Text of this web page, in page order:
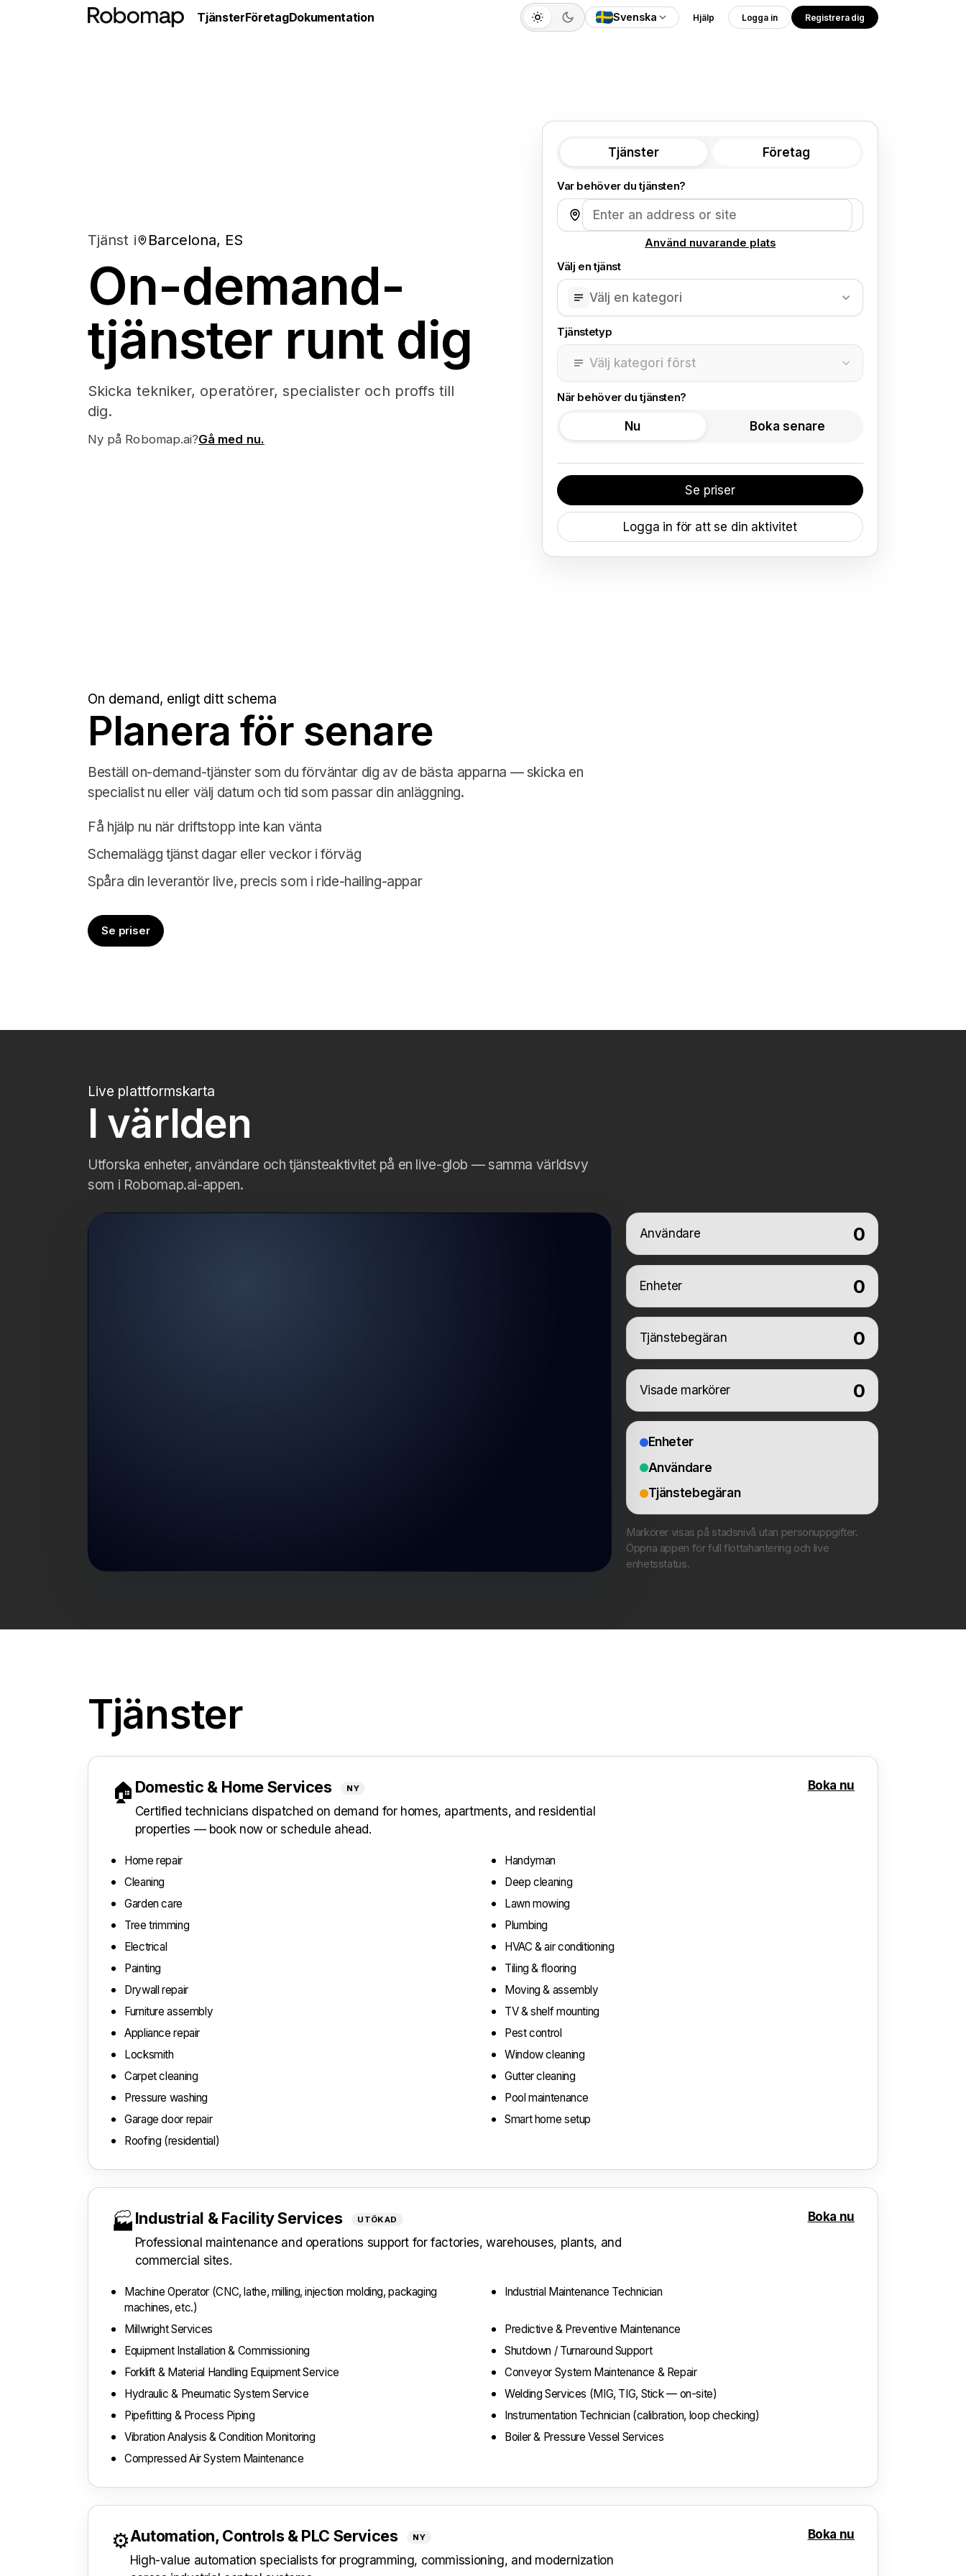
TjänsterFöretagDokumentation Svenska Hjälp Logga in Registrera dig
Tjänst i Barcelona, ES
On-demand-
tjänster runt dig
Skicka tekniker, operatörer, specialister och proffs till
dig.
Ny på Robomap.ai?Gå med nu.
Tjänster Företag
Var behöver du tjänsten?
Använd nuvarande plats
Välj en tjänst
Välj en kategori
Tjänstetyp
Välj kategori först
När behöver du tjänsten?
Nu Boka senare
Se priser
Logga in för att se din aktivitet
On demand, enligt ditt schema
Planera för senare
Beställ on-demand-tjänster som du förväntar dig av de bästa apparna — skicka en
specialist nu eller välj datum och tid som passar din anläggning.
Få hjälp nu när driftstopp inte kan vänta
Schemalägg tjänst dagar eller veckor i förväg
Spåra din leverantör live, precis som i ride-hailing-appar
Se priser
Live plattformskarta
I världen
Utforska enheter, användare och tjänsteaktivitet på en live-glob — samma världsvy
som i Robomap.ai-appen.
Användare 0
Enheter 0
Tjänstebegäran 0
Visade markörer 0
Enheter
Användare
Tjänstebegäran
Markörer visas på stadsnivå utan personuppgifter.
Öppna appen för full flottahantering och live
enhetsstatus.
Tjänster
🏠 Domestic & Home Services NY
Certified technicians dispatched on demand for homes, apartments, and residential
properties — book now or schedule ahead.
Boka nu
Home repair
Handyman
Cleaning
Deep cleaning
Garden care
Lawn mowing
Tree trimming
Plumbing
Electrical
HVAC & air conditioning
Painting
Tiling & flooring
Drywall repair
Moving & assembly
Furniture assembly
TV & shelf mounting
Appliance repair
Pest control
Locksmith
Window cleaning
Carpet cleaning
Gutter cleaning
Pressure washing
Pool maintenance
Garage door repair
Smart home setup
Roofing (residential)
🏭Industrial & Facility Services UTÖKAD
Professional maintenance and operations support for factories, warehouses, plants, and
commercial sites.
Boka nu
Machine Operator (CNC, lathe, milling, injection molding, packaging
machines, etc.)
Industrial Maintenance Technician
Millwright Services
Predictive & Preventive Maintenance
Equipment Installation & Commissioning
Shutdown / Turnaround Support
Forklift & Material Handling Equipment Service
Conveyor System Maintenance & Repair
Hydraulic & Pneumatic System Service
Welding Services (MIG, TIG, Stick — on-site)
Pipefitting & Process Piping
Instrumentation Technician (calibration, loop checking)
Vibration Analysis & Condition Monitoring
Boiler & Pressure Vessel Services
Compressed Air System Maintenance
⚙️Automation, Controls & PLC Services NY
High-value automation specialists for programming, commissioning, and modernization
Boka nu